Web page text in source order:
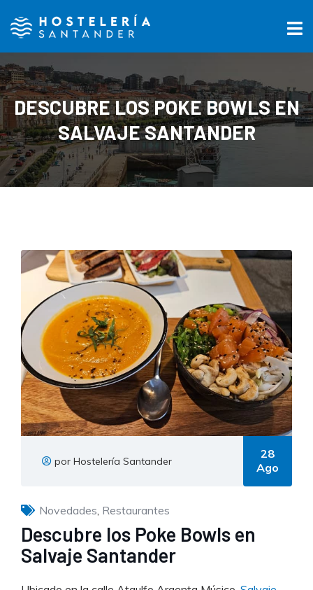
DESCUBRE LOS POKE BOWLS EN
SALVAJE SANTANDER
por Hostelería Santander
28
Ago
Novedades Restaurantes
Descubre los Poke Bowls en
Salvaje Santander